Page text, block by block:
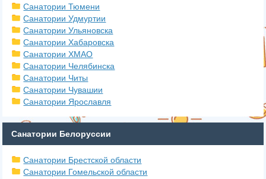
Санатории Тюмени
Санатории Удмуртии
Санатории Ульяновска
Санатории Хабаровска
Санатории ХМАО
Санатории Челябинска
Санатории Читы
Санатории Чувашии
Санатории Ярославля
Санатории Белоруссии
Санатории Брестской области
Санатории Гомельской области